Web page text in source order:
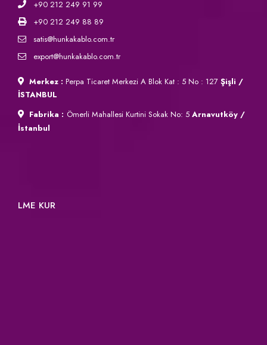
+90 212 249 91 99
+90 212 249 88 89
satis@hunkakablo.com.tr
export@hunkakablo.com.tr
Merkez : Perpa Ticaret Merkezi A Blok Kat : 5 No : 127 Şişli /
İSTANBUL
Fabrika : Ömerli Mahallesi Kurtini Sokak No: 5 Arnavutköy /
İstanbul
LME KUR